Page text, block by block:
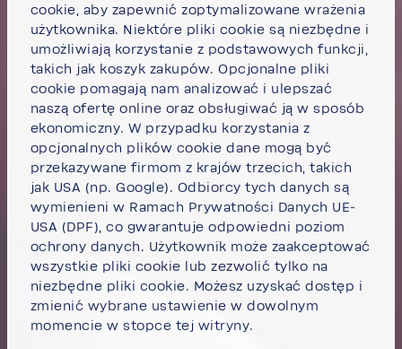
cookie, aby zapewnić zoptymalizowane wrażenia
użytkownika. Niektóre pliki cookie są niezbędne i
umożliwiają korzystanie z podstawowych funkcji,
takich jak koszyk zakupów. Opcjonalne pliki
cookie pomagają nam analizować i ulepszać
naszą ofertę online oraz obsługiwać ją w sposób
ekonomiczny. W przypadku korzystania z
opcjonalnych plików cookie dane mogą być
przekazywane firmom z krajów trzecich, takich
jak USA (np. Google). Odbiorcy tych danych są
wymienieni w Ramach Prywatności Danych UE-
USA (DPF), co gwarantuje odpowiedni poziom
ochrony danych. Użytkownik może zaakceptować
wszystkie pliki cookie lubzezwolić tylko na
niezbędne pliki cookie. Możesz uzyskać dostęp i
zmienić wybrane ustawienie w dowolnym
momencie w stopce tej witryny.